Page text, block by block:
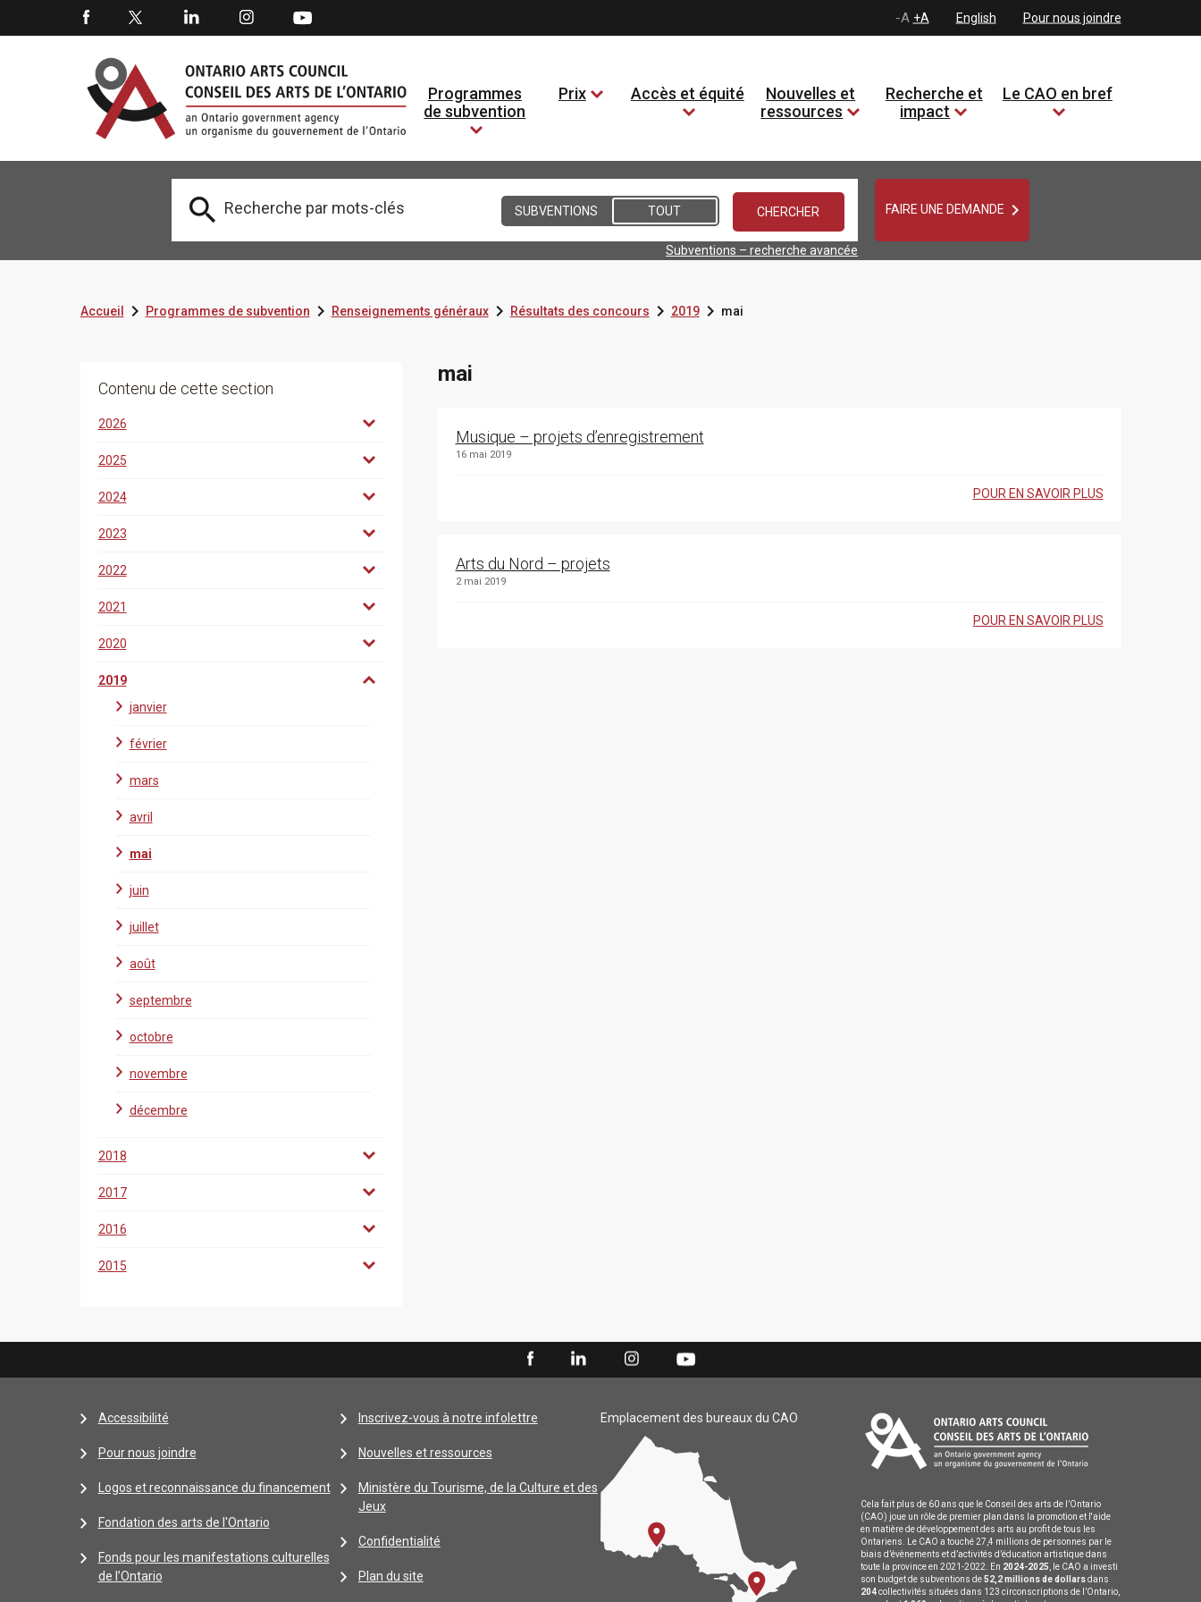
-A +A English Pour nous joindre
Programmes
de subvention
Prix Accès et équité
Nouvelles et
ressources
Recherche et
impact
Le CAO en bref
 SUBVENTIONS TOUT
Subventions – recherche avancée
FAIRE UNE DEMANDE 
Accueil Programmes de subventionRenseignements générauxRésultats des concours2019 mai
Contenu de cette section
2026
2025
2024
2023
2022
2021
2020
2019
janvier
février
mars
avril
mai
juin
juillet
août
septembre
octobre
novembre
décembre
2018
2017
2016
2015
mai
Musique – projets d’enregistrement
16 mai 2019
POUR EN SAVOIR PLUS
Arts du Nord – projets
2 mai 2019
POUR EN SAVOIR PLUS
Accessibilité
Pour nous joindre
Logos et reconnaissance du financement
Fondation des arts de l'Ontario
Fonds pour les manifestations culturelles
de l’Ontario
Inscrivez-vous à notre infolettre
Nouvelles et ressources
Ministère du Tourisme, de la Culture et des
Jeux
Confidentialité
Plan du site
Emplacement des bureaux du CAO
Cela fait plus de 60 ans que le Conseil des arts de l’Ontario
(CAO) joue un rôle de premier plan dans la promotion et l'aide
en matière de développement des arts au profit de tous les
Ontariens. Le CAO a touché 27,4 millions de personnes par le
biais d’évènements et d’activités d’éducation artistique dans
toute la province en 2021-2022. En 2024-2025
, le CAO a investi
son budget de subventions de52,2 millions de dollarsdans
204collectivités situées dans 123 circonscriptions de l’Ontario,